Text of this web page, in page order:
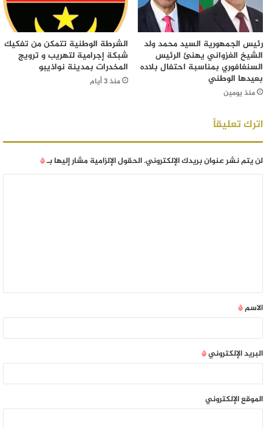
رئيس الجمهورية السيد محمد ولد
الشيخ الغزواني يهنئ الرئيس
السنغافوري بمناسبة احتفال بلاده
بعيدها الوطني
منذ يومين
الشرطة الوطنية تتمكن من تفكيك
شبكة إجرامية لتهريب و ترويج
المخدرات بمدينة نواذيبو
منذ 3 أيام
اترك تعليقاً
لن يتم نشر عنوان بريدك الإلكتروني.الحقول الإلزامية مشار إليها بـ*
الاسم*
البريد الإلكتروني*
الموقع الإلكتروني